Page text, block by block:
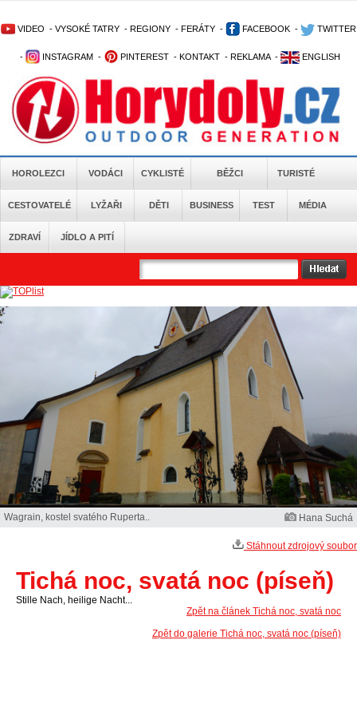
VIDEO - VYSOKÉ TATRY - REGIONY - FERÁTY - FACEBOOK - TWITTER
- INSTAGRAM - PINTEREST - KONTAKT - REKLAMA - ENGLISH
HOROLEZCI VODÁCI CYKLISTÉ BĚŽCI TURISTÉ
CESTOVATELÉ LYŽAŘI DĚTI BUSINESS TEST MÉDIA
ZDRAVÍ JÍDLO A PITÍ
Wagrain, kostel svatého Ruperta.. Hana Suchá
Stáhnout zdrojový soubor
Tichá noc, svatá noc (píseň)
Stille Nach, heilige Nacht...
Zpět na článek Tichá noc, svatá noc
Zpět do galerie Tichá noc, svatá noc (píseň)